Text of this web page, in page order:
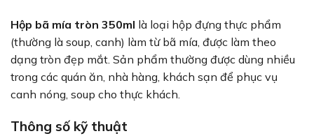
Hộp bã mía tròn 350ml là loại hộp đựng thực phẩm
(thường là soup, canh) làm từ bã mía, được làm theo
dạng tròn đẹp mắt. Sản phẩm thường được dùng nhiều
trong các quán ăn, nhà hàng, khách sạn để phục vụ
canh nóng, soup cho thực khách.
Thông số kỹ thuật